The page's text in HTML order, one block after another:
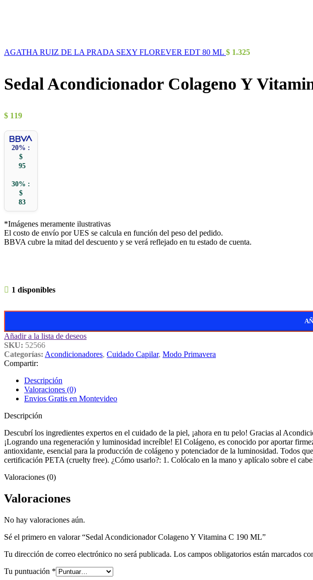
AGATHA RUIZ DE LA PRADA SEXY FLOREVER EDT 80 ML $ 1.325
Sedal Acondicionador Colageno Y
$ 119
20% :
$
95
30% :
$
83
*Imágenes meramente ilustrativas
El costo de envío por UES se calcula en función del peso del pedido.
BBVA cubre la mitad del descuento y se verá reflejado en tu estado de cuenta.
1 disponibles
Añadir a la lista de deseos
SKU: 52566
Categorías: Acondicionadores, Cuidado Capilar, Modo Primavera
Compartir:
Descripción
Valoraciones (0)
Envios Gratis en Montevideo
Descripción
Descubrí los ingredientes expertos en el cuidado de la piel, ¡ahora en tu pelo! Gracias al
¡Logrando una regeneración y luminosidad increíble! El Colágeno, es conocido por aportar
antioxidante, esencial para la producción de colágeno y potenciador de la luminosidad. Todos
certificación PETA (cruelty free). ¿Cómo usarlo?: 1. Colócalo en la mano y aplícalo sobre el
Valoraciones (0)
Valoraciones
No hay valoraciones aún.
Sé el primero en valorar “Sedal Acondicionador Colageno Y Vitamina C 190 ML”
Tu dirección de correo electrónico no será publicada. Los campos obligatorios están marcados
Tu puntuación *